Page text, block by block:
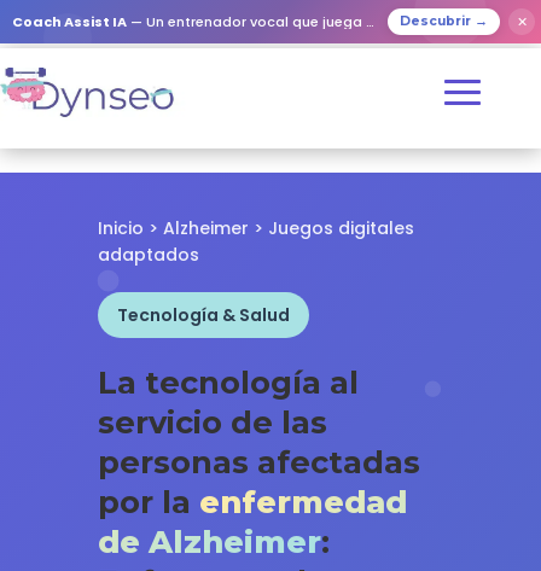
Coach Assist IA — Un entrenador vocal que juega con tus seres queridos Descubrir → ✕
Inicio > Alzheimer > Juegos digitales
adaptados
Tecnología & Salud
La tecnología al
servicio de las
personas afectadas
por la enfermedad
de Alzheimer: